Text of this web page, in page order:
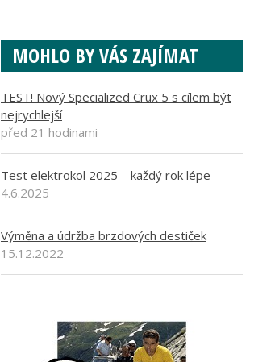
MOHLO BY VÁS ZAJÍMAT
TEST! Nový Specialized Crux 5 s cílem být
nejrychlejší
před 21 hodinami
Test elektrokol 2025 – každý rok lépe
4.6.2025
Výměna a údržba brzdových destiček
15.12.2022